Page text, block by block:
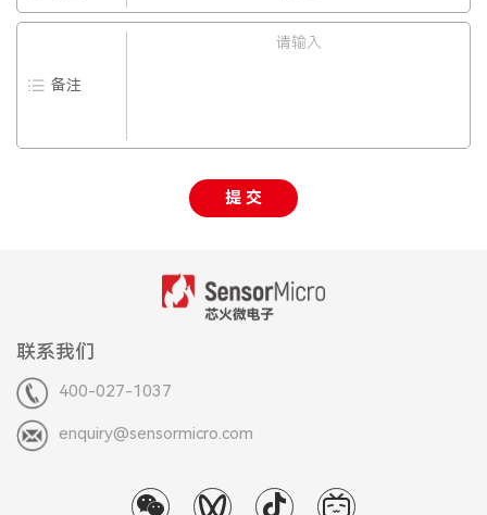
备注
提 交
联系我们
400-027-1037
enquiry@sensormicro.com